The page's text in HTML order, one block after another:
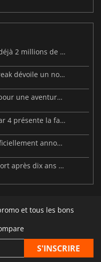
Resident Evil: Veronica dépasse déjà 2 millions de wishlists
Beast of Reincarnation : Game Freak dévoile un nouveau pari
Big Walk est disponible : partez pour une aventure entre amis
Warhammer 40 000 : Dawn of War 4 présente la faction des Nécrons
Le DLC Nioh 3 : Hell Rising est officiellement annoncé
Forsaken Realms : Vahrin's Call sort après dix ans de développement
et tous les bons